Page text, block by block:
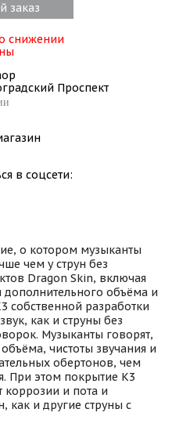
заказ
снижении
Проспект
в соцсети:
о котором музыканты
чем у струн без
Dragon Skin, включая
объёма и
собственной разработки
как и струны без
Музыканты говорят,
чистоты звучания и
обертонов, чем
При этом покрытие К3
коррозии и пота и
как и другие струны с